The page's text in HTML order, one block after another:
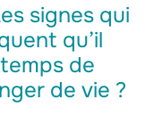
signes qui
qu’il
de
de vie ?